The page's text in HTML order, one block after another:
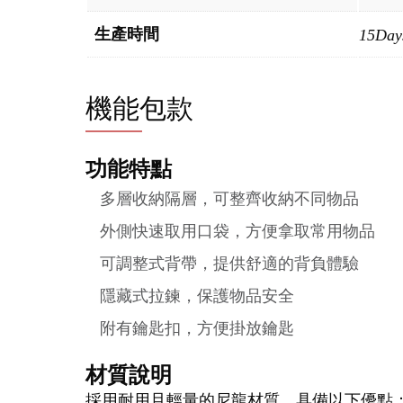
生產時間
機能包款
功能特點
多層收納隔層，可整齊收納不同物品
外側快速取用口袋，方便拿取常用物品
可調整式背帶，提供舒適的背負體驗
隱藏式拉鍊，保護物品安全
附有鑰匙扣，方便掛放鑰匙
材質說明